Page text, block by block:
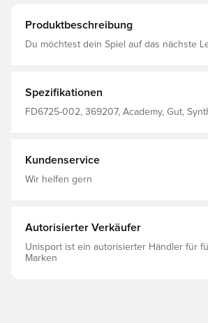
Produktbeschreibung
Du möchtest dein Spiel auf das nächste
die Ballkontaktzone des Schuhs ab, und
Cyclone 360-Traktion hilft dir bei
Richtungswechseln.
Spezifikationen
FD6725-002, 369207, Academy, Gut,
Kundenservice
Wir helfen gern
Autorisierter Verkäufer
Unisport ist ein autorisierter Händler für
Marken